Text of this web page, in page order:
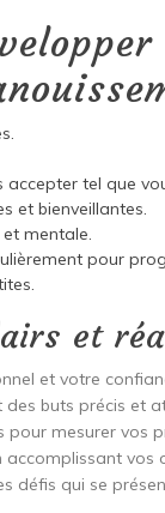
tel que
et bienveillantes.
mentale.
pour
et
et votre
buts précis et
pour mesurer vos
vos
défis qui se